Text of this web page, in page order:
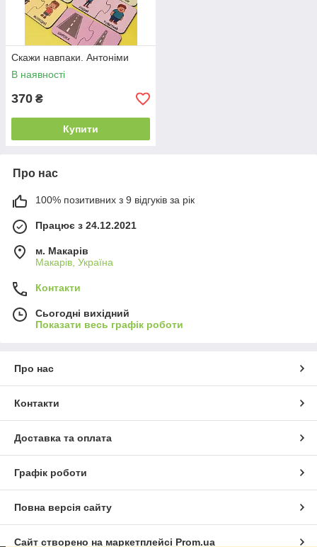
Скажи навпаки. Антоніми
В наявності
370 ₴
Купити
Про нас
100% позитивних з 9 відгуків за рік
Працює з 24.12.2021
м. Макарів
Макарів, Україна
Контакти
Сьогодні вихідний
Показати весь графік роботи
Про нас
Контакти
Доставка та оплата
Графік роботи
Повна версія сайту
Сайт створено на маркетплейсі Prom.ua